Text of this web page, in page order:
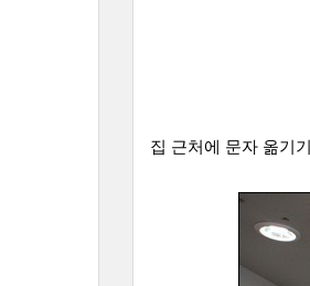
집 근처에 문자 옮기